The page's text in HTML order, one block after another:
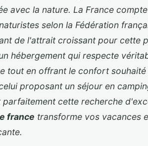
avec la nature. La France
selon la Fédération
de l'attrait croissant pour cette
hébergement qui respecte
tout en offrant le confort souhaité
proposant un séjour en
parfaitement cette recherche
france transforme vos vacances